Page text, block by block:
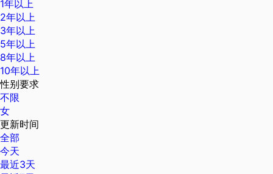
1年以上
2年以上
3年以上
5年以上
8年以上
10年以上
性别要求
不限
女
更新时间
全部
今天
最近3天